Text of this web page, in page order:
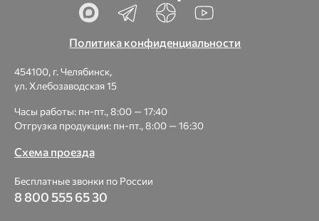
Политика конфиденциальности
454100, г. Челябинск,
ул. Хлебозаводская 15
Часы работы: пн-пт., 8:00 — 17:40
Отгрузка продукции: пн-пт., 8:00 — 16:30
Схема проезда
Бесплатные звонки по России
8 800 555 65 30